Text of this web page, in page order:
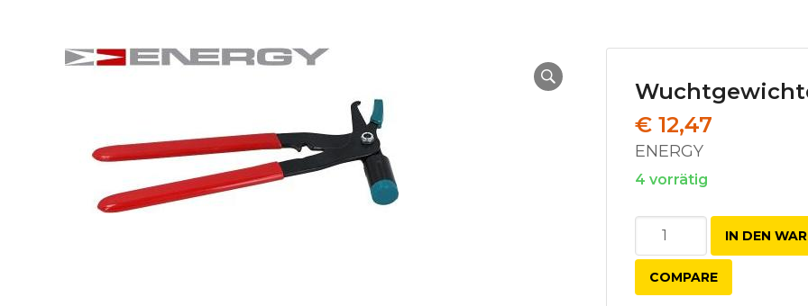
€ 12,47
ENERGY
4 vorrätig
Wuchtgewichtezange
Menge
IN DEN
COMPARE